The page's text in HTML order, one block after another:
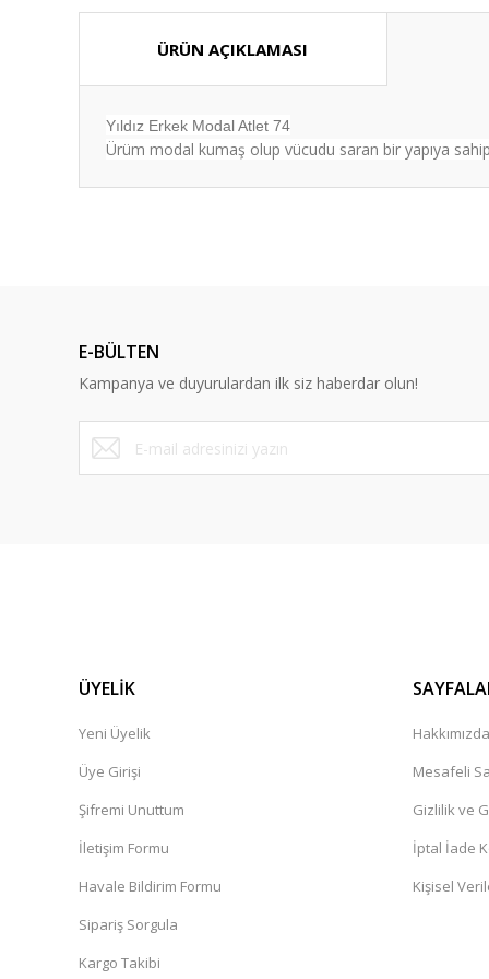
ÜRÜN AÇIKLAMASI
Yıldız Erkek Modal Atlet 74
Ürüm modal kumaş olup vücudu saran bir yapıya
Ürün bilgilerinde hatalar bulunuyor.
Ürün fiyatı diğer sitelerden daha pahalı.
Bu ürüne benzer farklı alternatifler olmalı.
E-BÜLTEN
Kampanya ve duyurulardan ilk siz haberdar olun!
ÜYELİK
Yeni Üyelik
Üye Girişi
Şifremi Unuttum
İletişim Formu
Havale Bildirim Formu
Sipariş Sorgula
Kargo Takibi
Hakkımızda
Mesafeli
Gizlilik ve
İptal İade
Kişisel